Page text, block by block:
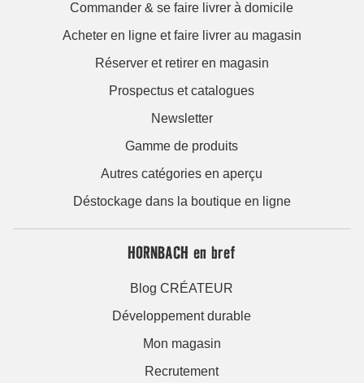
Commander & se faire livrer à domicile
Acheter en ligne et faire livrer au magasin
Réserver et retirer en magasin
Prospectus et catalogues
Newsletter
Gamme de produits
Autres catégories en aperçu
Déstockage dans la boutique en ligne
HORNBACH en bref
Blog CRÉATEUR
Développement durable
Mon magasin
Recrutement